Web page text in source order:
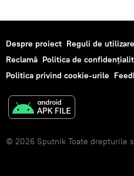
Despre proiect Reguli de utilizare
Reclamă Politica de
Politica privind cookie-urile
© 2026 Sputnik Toate drepturile